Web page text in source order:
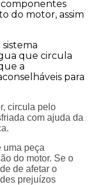
do motor, assim
que circula
a
para
circula pelo
com ajuda da
uma peça
do motor. Se o
de afetar o
prejuízos